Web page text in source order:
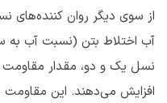
از سوی دیگر روان کننده‌های
آب اختلاط بتن (نسبت آب به
نسل یک و دو، مقدار مقاومت
افزایش می‌دهند. این مقاومت